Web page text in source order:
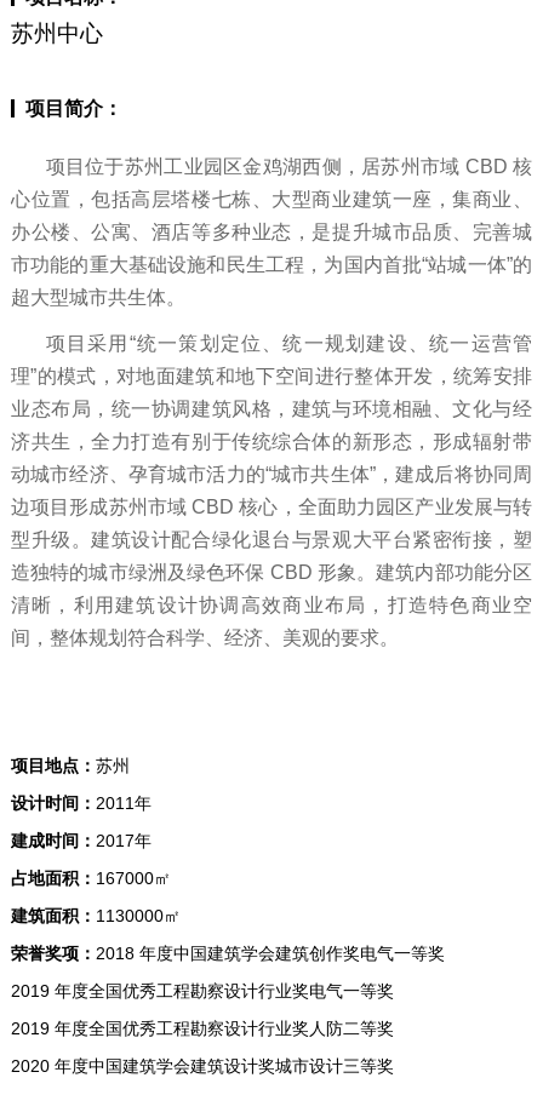
苏州中心
项目简介：
项目位于苏州工业园区金鸡湖西侧，居苏州市域 CBD 核
心位置，包括高层塔楼七栋、大型商业建筑一座，集商业、
办公楼、公寓、酒店等多种业态，是提升城市品质、完善城
市功能的重大基础设施和民生工程，为国内首批“站城一体”的
超大型城市共生体。
项目采用“统一策划定位、统一规划建设、统一运营管
理”的模式，对地面建筑和地下空间进行整体开发，统筹安排
业态布局，统一协调建筑风格，建筑与环境相融、文化与经
济共生，全力打造有别于传统综合体的新形态，形成辐射带
动城市经济、孕育城市活力的“城市共生体”，建成后将协同周
边项目形成苏州市域 CBD 核心，全面助力园区产业发展与转
型升级。建筑设计配合绿化退台与景观大平台紧密衔接，塑
造独特的城市绿洲及绿色环保 CBD 形象。建筑内部功能分区
清晰，利用建筑设计协调高效商业布局，打造特色商业空
间，整体规划符合科学、经济、美观的要求。
项目地点： 苏州
设计时间： 2011年
建成时间： 2017年
占地面积： 167000㎡
建筑面积： 1130000㎡
荣誉奖项： 2018 年度中国建筑学会建筑创作奖电气一等奖
2019 年度全国优秀工程勘察设计行业奖电气一等奖
2019 年度全国优秀工程勘察设计行业奖人防二等奖
2020 年度中国建筑学会建筑设计奖城市设计三等奖